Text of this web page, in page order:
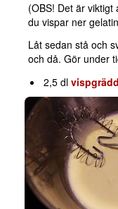
(OBS! Det är
du vispar ner
Låt sedan stå och
och då. Gör under
2,5 dl